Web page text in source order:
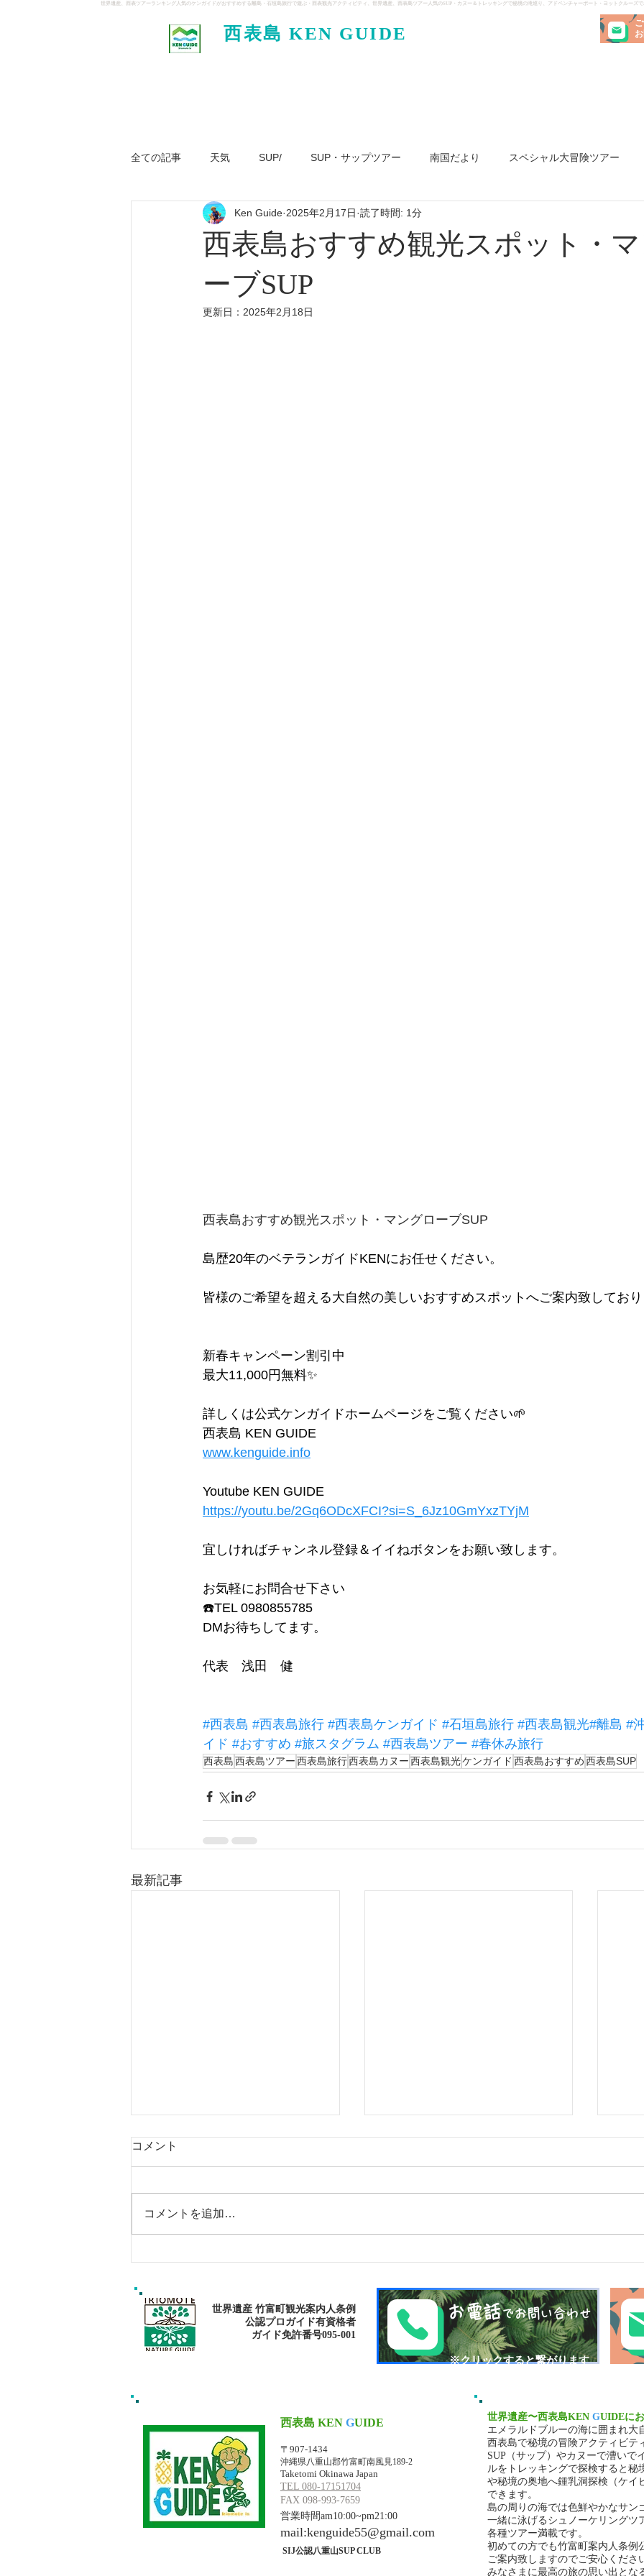
世界遺産、西表ツアーランキング人気のケンガイドがおすすめする離島・石垣島旅行で遊ぶ・西表観光アクティビティ、世界遺産、西表島ツアー人気のSUP・カヌー＆トレッキングで秘境の滝巡り、アドベンチャーボート・ヨットクルー
西表島 KEN GUIDE
全ての記事 天気 SUP/ SUP・サップツアー 南国だより スペシャル大冒険ツアー
ジャングル大冒険ツアー パナリ島 ヨット
西表島おすすめ観光スポット・
ーブSUP
Ken Guide 2025年2月17日 読了時間: 1分
更新日： 2025年2月18日
西表島おすすめ観光スポット・マングローブSUP
島歴20年のベテランガイドKENにお任せください。
皆様のご希望を超える大自然の美しいおすすめスポットへご案内致してお
新春キャンペーン割引中
最大11,000円無料✨
詳しくは公式ケンガイドホームページをご覧ください🌱
西表島 KEN GUIDE
www.kenguide.info
Youtube KEN GUIDE
https://youtu.be/2Gq6ODcXFCI?si=S_6Jz10GmYxzTYjM
宜しければチャンネル登録＆イイねボタンをお願い致します。
お気軽にお問合せ下さい
☎️TEL 0980855785
DMお待ちしてます。
代表　浅田　健
#西表島 #西表島旅行 #西表島ケンガイド #石垣島旅行 #西表島観光#離島 #
イド #おすすめ #旅スタグラム #西表島ツアー #春休み旅行
西表島西表島ツアー西表島旅行西表島カヌー西表島観光ケンガイド 西表島おすすめ西表島SUP
最新記事
乳洞探検（ケイビング）ツア
ー
コメント
コメントを追加…
世界遺産 竹富町観光案内人条例
公認プロガイド有資格者
​ガイド免許番号095-001​​
お電話でお問い合わせ
​※クリックすると繋がります
西表島 KEN GUIDE
〒907-1434
沖縄県八重山郡竹富町南風見189-2
Taketomi Okinawa Japan
TEL 080-17151704
FAX 098-993-7659
営業時間am10:00~pm21:00
mail:kenguide55@gmail.com
SIJ公認八重山SUP CLUB
世界遺産〜西表島KEN GUIDEに
エメラルドブルーの海に囲まれ大
西表島で秘境の冒険アクティビテ
SUP（サップ）やカヌーで漕いで
ルをトレッキングで探検すると秘
や秘境の奥地へ鍾乳洞探検（ケイ
できます。
島の周りの海では色鮮やかなサン
一緒に泳げるシュノーケリングツ
各種ツアー満載です。
初めての方でも竹富町案内人条例
ご案内致しますのでご安心くださ
みなさまに最高の旅の思い出とな